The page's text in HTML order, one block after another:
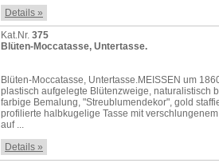
Details »
Kat.Nr. 375
Blüten-Moccatasse, Untertasse.
Blüten-Moccatasse, Untertasse.MEISSEN um
plastisch aufgelegte Blütenzweige, naturalistisch
farbige Bemalung, "Streublumendekor", gold
profilierte halbkugelige Tasse mit verschlungenem
auf ...
Details »